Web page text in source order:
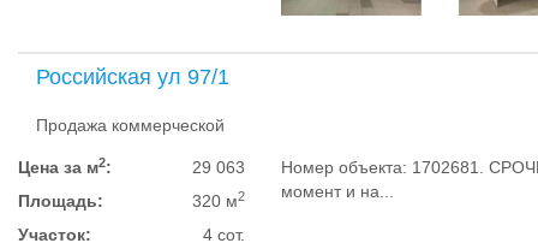
Российская ул 97/1
Продажа коммерческой
Цена за м2:
29 063
Площадь:
320 м2
Участок:
4 сот.
Номер объекта: 1702681.
момент и на...